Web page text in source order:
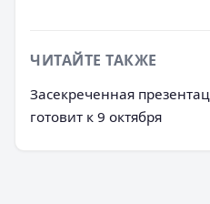
ЧИТАЙТЕ ТАКЖЕ
Засекреченная
готовит к 9 октября